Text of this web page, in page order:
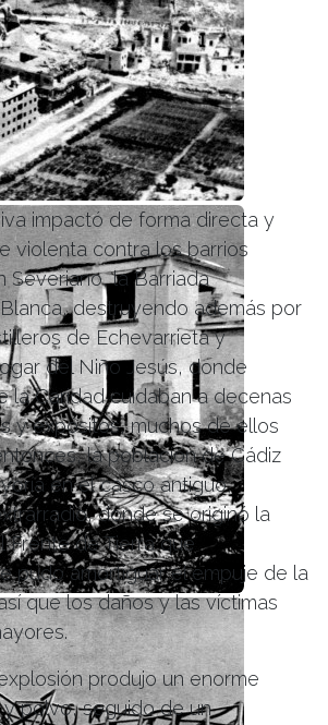
impactó de forma directa y
violenta contra los barrios
Severiano, la Barriada
destruyendo además por
de Echevarrieta y
del Niño Jesús, donde
la Caridad cuidaban a decenas
y expósitos, muchos de ellos
la población de Cádiz
en el casco antiguo,
donde se originó la
Frente de Tierra que
pudo amortiguar el empuje de la
que los daños y las víctimas
produjo un enorme
polvo, seguido de un